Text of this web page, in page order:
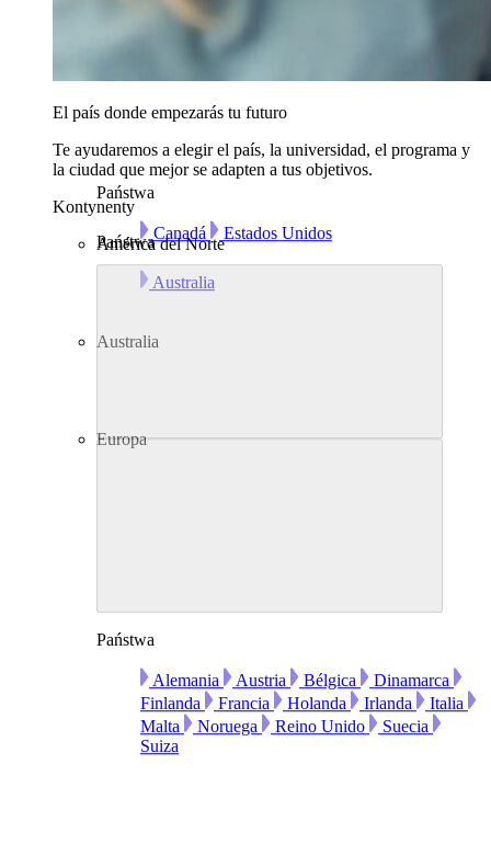
El país donde empezarás tu futuro
Te ayudaremos a elegir el país, la universidad, el programa y
la ciudad que mejor se adapten a tus objetivos.
Kontynenty
América del Norte
Państwa
Canadá Estados Unidos
Australia
Państwa
Australia
Europa
Państwa
Alemania Austria Bélgica
Dinamarca
Finlanda
Francia Holanda Irlanda
Italia
Malta
Noruega Reino Unido
Suecia
Suiza